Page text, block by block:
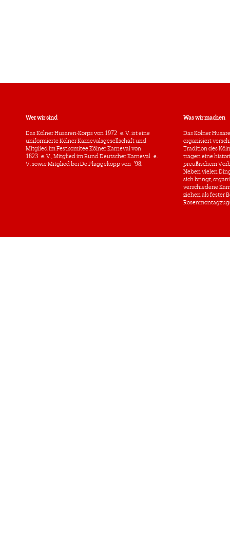
Wer wir sind
Das Kölner Husaren-Korps von 1972 e. V. ist eine
uniformierte Kölner Karnevalsgesellschaft und
Mitglied im Festkomitee Kölner Karneval von
1823 e. V., Mitglied im Bund Deutscher Karneval e.
V. sowie Mitglied bei De Plaggeköpp von '98.
Was wir machen
Das Kölner
organisiert
Tradition des
tragen eine
preußischem
Neben vielen
sich bringt,
verschiedene
ziehen als fester